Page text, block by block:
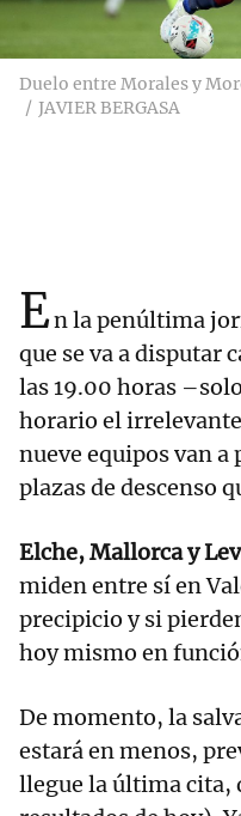
Duelo entre Morales y
JAVIER BERGASA
En la penúltima
que se va a disputar
las 19.00 horas
horario el
nueve equipos van
plazas de descenso
Elche, Mallorca y
miden entre sí en
precipicio y si
hoy mismo en
De momento, la
estará en menos,
llegue la última cita,